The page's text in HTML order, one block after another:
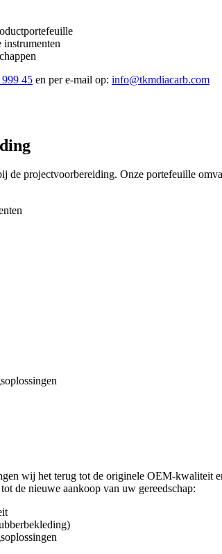
45 en per e-mail op: info@tkmdiacarb.com
de projectvoorbereiding. Onze portefeuille
wij het terug tot de originele OEM-kwaliteit
de nieuwe aankoop van uw gereedschap: